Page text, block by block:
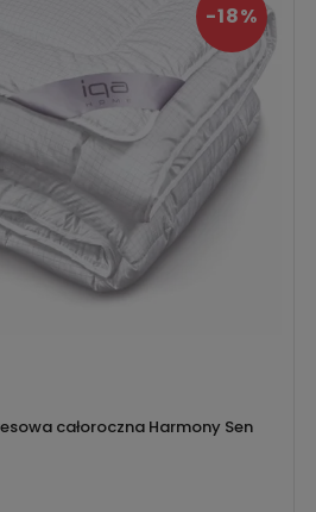
całoroczna Harmony Sen
-18%